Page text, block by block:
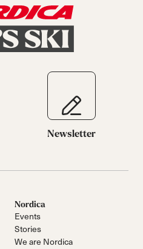
Newsletter
Nordica
Events
Stories
We are Nordica